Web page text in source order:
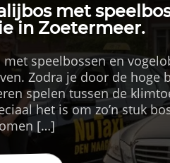
met
in Zoetermeer.
met speelbossen en
Zodra je door de hoge
spelen tussen de
het is om zo’n stuk
[…]